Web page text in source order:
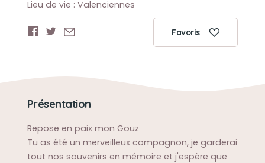
Lieu de vie : Valenciennes
Favoris
Présentation
Repose en paix mon Gouz
Tu as été un merveilleux compagnon, je garderai
tout nos souvenirs en mémoire et j'espère que